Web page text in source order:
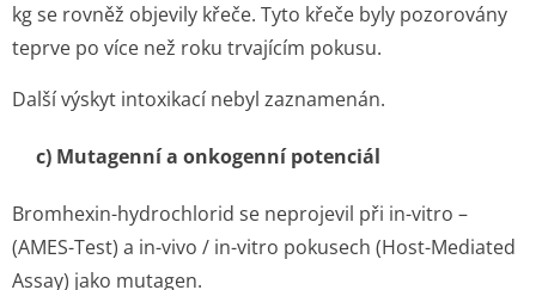
kg se rovněž objevily křeče. Tyto křeče byly pozorovány
teprve po více než roku trvajícím pokusu.
Další výskyt intoxikací nebyl zaznamenán.
c) Mutagenní a onkogenní potenciál
Bromhexin-hydrochlorid se neprojevil při in-vitro –
(AMES-Test) a in-vivo / in-vitro pokusech (Host-Mediated
Assay) jako mutagen.